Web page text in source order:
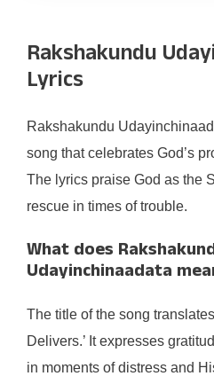
Rakshakundu
Lyrics
Rakshakundu
song that celebrates God’s
The lyrics praise God as the
rescue in times of trouble.
What does
Udayinchinaadata
The title of the song
Delivers.’ It expresses
in moments of distress and